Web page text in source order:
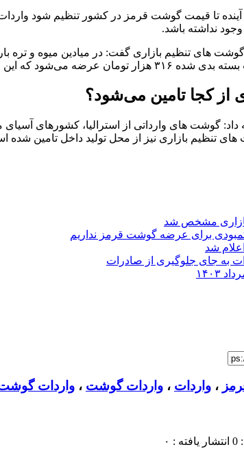
داشت: در مدت ۴ تا ۵ ماه آینده تا قیمت گوشت قرمز در
نداشته باشد.
کمی تغییر به قیمت مصوب خود به فروش می رسد.
از کجا تامین می‌شود؟
داد: گوشت های وارداتی از استرالیا، کشور‌های
تنظیم بازاری نیز از محل تولید داخل تامین شده
مشخص شد
برای عرضه گوشت قرمز نداریم
به جای جلوگیری از صادرات
، واردات ، واردات گوشت ، واردات
انتشار یافته : ۰